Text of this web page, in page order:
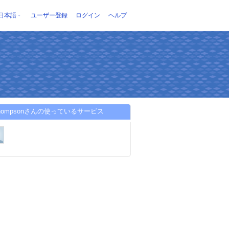
本語 ユーザー登録 ログイン ヘルプ
さんの使っているサービス